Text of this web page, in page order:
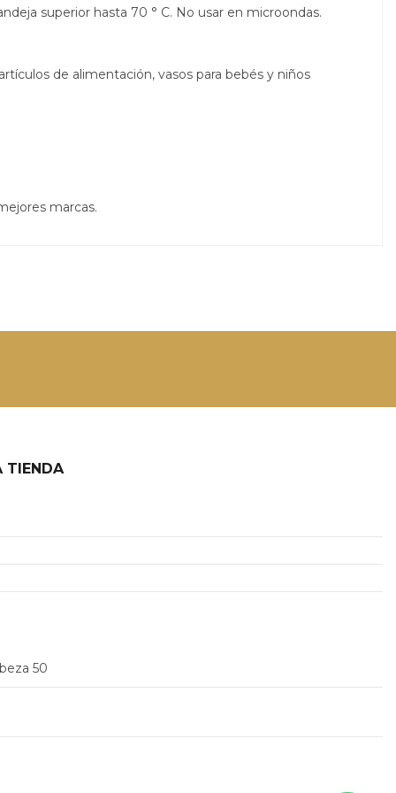
superior hasta 70 ° C. No usar en microondas.
de alimentación, vasos para bebés y niños
marcas.
TIENDA
50